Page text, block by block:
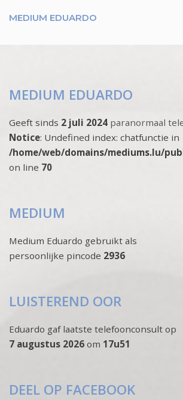
MEDIUM EDUARDO
MEDIUM EDUARDO
Geeft sinds 2 juli 2024 paranormaal
Notice: Undefined index: chatfunctie in
/home/web/domains/mediums.lu/
on line 70
MEDIUM
Medium Eduardo gebruikt als
persoonlijke pincode 2936
LUISTEREND OOR
Eduardo gaf laatste telefoonconsult op
7 augustus 2026 om 17u51
DEEL OP FACEBOOK